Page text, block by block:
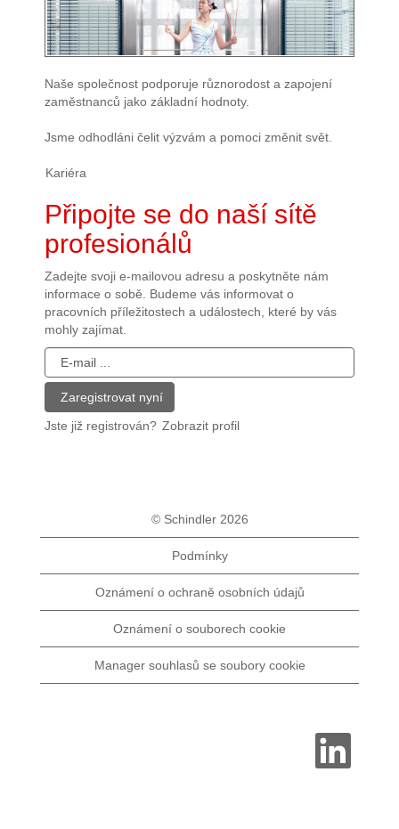
Naše společnost podporuje různorodost a zapojení
zaměstnanců jako základní hodnoty.
Jsme odhodláni čelit výzvám a pomoci změnit svět.
Kariéra
Připojte se do naší sítě
profesionálů
Zadejte svoji e-mailovou adresu a poskytněte nám
informace o sobě. Budeme vás informovat o
pracovních příležitostech a událostech, které by vás
mohly zajímat.
Jste již registrován? Zobrazit profil
© Schindler 2026
Podmínky
Oznámení o ochraně osobních údajů
Oznámení o souborech cookie
Manager souhlasů se soubory cookie
O
v